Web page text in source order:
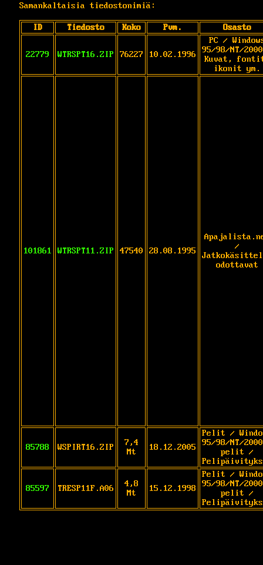
Samankaltaisia tiedostonimiä:
ID Tiedosto Koko Pvm. Osasto
22779 WTRSPT16.ZIP 76227 10.02.1996
PC /
95/98/NT/
Kuvat,
ikonit ym.
101861 WTRSPT11.ZIP 47540 28.08.1995
/
odottavat
85788 WSPIRT16.ZIP
7,4
Mt
18.12.2005
Pelit /
95/98/NT/
pelit /
85597 TRESP11F.A06
4,8
Mt
15.12.1998
Pelit /
95/98/NT/
pelit /